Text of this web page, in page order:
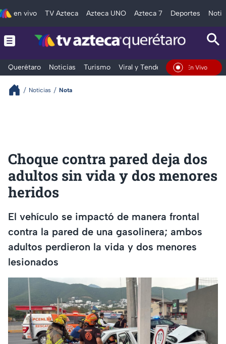
en vivo TV Azteca Azteca UNO Azteca 7 Deportes
Querétaro Noticias Turismo Viral y Tendencia Clima
En Vivo
Noticias Nota
Choque contra pared deja dos
adultos sin vida y dos menores
heridos
El vehículo se impactó de manera frontal
contra la pared de una gasolinera; ambos
adultos perdieron la vida y dos menores
lesionados